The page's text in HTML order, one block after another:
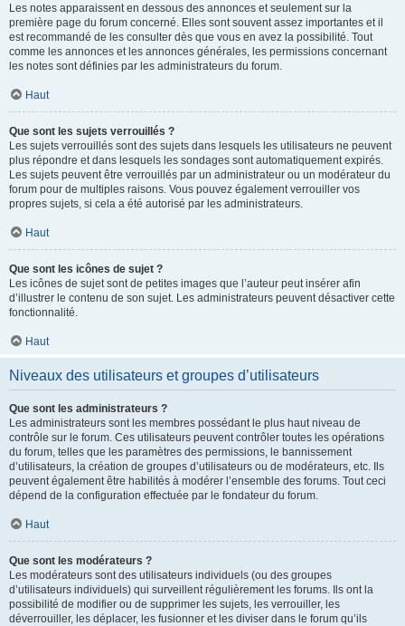
Les notes apparaissent en dessous des annonces et seulement sur la
première page du forum concerné. Elles sont souvent assez importantes et il
est recommandé de les consulter dès que vous en avez la possibilité. Tout
comme les annonces et les annonces générales, les permissions concernant
les notes sont définies par les administrateurs du forum.
Haut
Que sont les sujets verrouillés ?
Les sujets verrouillés sont des sujets dans lesquels les utilisateurs ne peuvent
plus répondre et dans lesquels les sondages sont automatiquement expirés.
Les sujets peuvent être verrouillés par un administrateur ou un modérateur du
forum pour de multiples raisons. Vous pouvez également verrouiller vos
propres sujets, si cela a été autorisé par les administrateurs.
Haut
Que sont les icônes de sujet ?
Les icônes de sujet sont de petites images que l’auteur peut insérer afin
d’illustrer le contenu de son sujet. Les administrateurs peuvent désactiver cette
fonctionnalité.
Haut
Niveaux des utilisateurs et groupes d’utilisateurs
Que sont les administrateurs ?
Les administrateurs sont les membres possédant le plus haut niveau de
contrôle sur le forum. Ces utilisateurs peuvent contrôler toutes les opérations
du forum, telles que les paramètres des permissions, le bannissement
d’utilisateurs, la création de groupes d’utilisateurs ou de modérateurs, etc. Ils
peuvent également être habilités à modérer l’ensemble des forums. Tout ceci
dépend de la configuration effectuée par le fondateur du forum.
Haut
Que sont les modérateurs ?
Les modérateurs sont des utilisateurs individuels (ou des groupes
d’utilisateurs individuels) qui surveillent régulièrement les forums. Ils ont la
possibilité de modifier ou de supprimer les sujets, les verrouiller, les
déverrouiller, les déplacer, les fusionner et les diviser dans le forum qu’ils